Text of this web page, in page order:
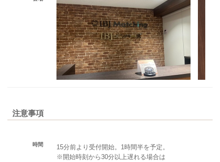
注意事項
時間
15分前より受付開始。1時間半を予定。
※開始時刻から30分以上遅れる場合は